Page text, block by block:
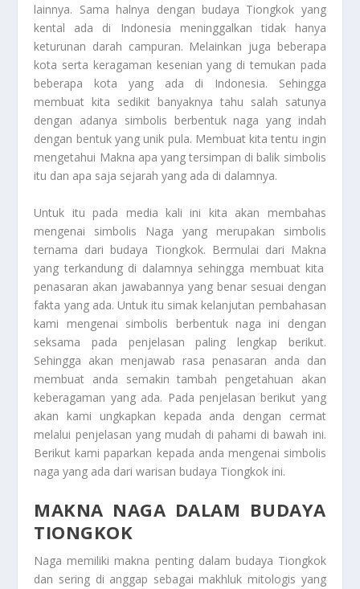
lainnya. Sama halnya dengan budaya Tiongkok yang
kental ada di Indonesia meninggalkan tidak hanya
keturunan darah campuran. Melainkan juga beberapa
kota serta keragaman kesenian yang di temukan pada
beberapa kota yang ada di Indonesia. Sehingga
membuat kita sedikit banyaknya tahu salah satunya
dengan adanya simbolis berbentuk naga yang indah
dengan bentuk yang unik pula. Membuat kita tentu ingin
mengetahui Makna apa yang tersimpan di balik simbolis
itu dan apa saja sejarah yang ada di dalamnya.
Untuk itu pada media kali ini kita akan membahas
mengenai simbolis Naga yang merupakan simbolis
ternama dari budaya Tiongkok. Bermulai dari Makna
yang terkandung di dalamnya sehingga membuat kita
penasaran akan jawabannya yang benar sesuai dengan
fakta yang ada. Untuk itu simak kelanjutan pembahasan
kami mengenai simbolis berbentuk naga ini dengan
seksama pada penjelasan paling lengkap berikut.
Sehingga akan menjawab rasa penasaran anda dan
membuat anda semakin tambah pengetahuan akan
keberagaman yang ada. Pada penjelasan berikut yang
akan kami ungkapkan kepada anda dengan cermat
melalui penjelasan yang mudah di pahami di bawah ini.
Berikut kami paparkan kepada anda mengenai simbolis
naga yang ada dari warisan budaya Tiongkok ini.
MAKNA NAGA DALAM BUDAYA
TIONGKOK
Naga memiliki makna penting dalam budaya Tiongkok
dan sering di anggap sebagai makhluk mitologis yang